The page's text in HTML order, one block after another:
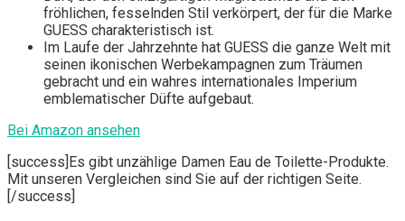
fröhlichen, fesselnden Stil verkörpert, der für die Marke
GUESS charakteristisch ist.
Im Laufe der Jahrzehnte hat GUESS die ganze Welt mit
seinen ikonischen Werbekampagnen zum Träumen
gebracht und ein wahres internationales Imperium
emblematischer Düfte aufgebaut.
Bei Amazon ansehen
[success]Es gibt unzählige Damen Eau de Toilette-Produkte.
Mit unseren Vergleichen sind Sie auf der richtigen Seite.
[/success]